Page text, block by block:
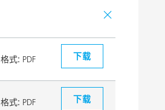
格式: PDF 下载
格式: PDF 下载